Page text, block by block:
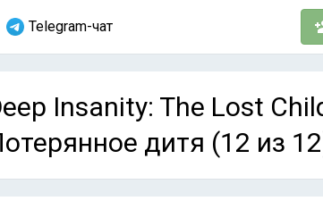
Telegram-чат
Insanity: The Lost
дитя (12 из